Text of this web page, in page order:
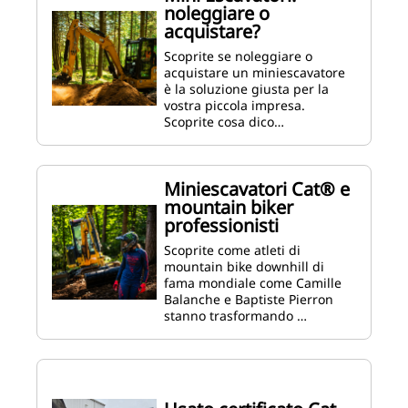
noleggiare o
acquistare?
Scoprite se noleggiare o
acquistare un miniescavatore
è la soluzione giusta per la
vostra piccola impresa.
Scoprite cosa dico…
Miniescavatori Cat® e
mountain biker
professionisti
Scoprite come atleti di
mountain bike downhill di
fama mondiale come Camille
Balanche e Baptiste Pierron
stanno trasformando …